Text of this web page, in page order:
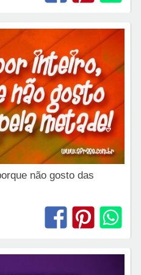
não gosto das